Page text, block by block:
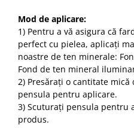
Mod de aplicare:
1) Pentru a vă asigura că
perfect cu pielea, aplicați
noastre de ten minerale:
Fond de ten mineral
2) Presărați o cantitate
pensula pentru aplicare.
3) Scuturați pensula pentru
produs.